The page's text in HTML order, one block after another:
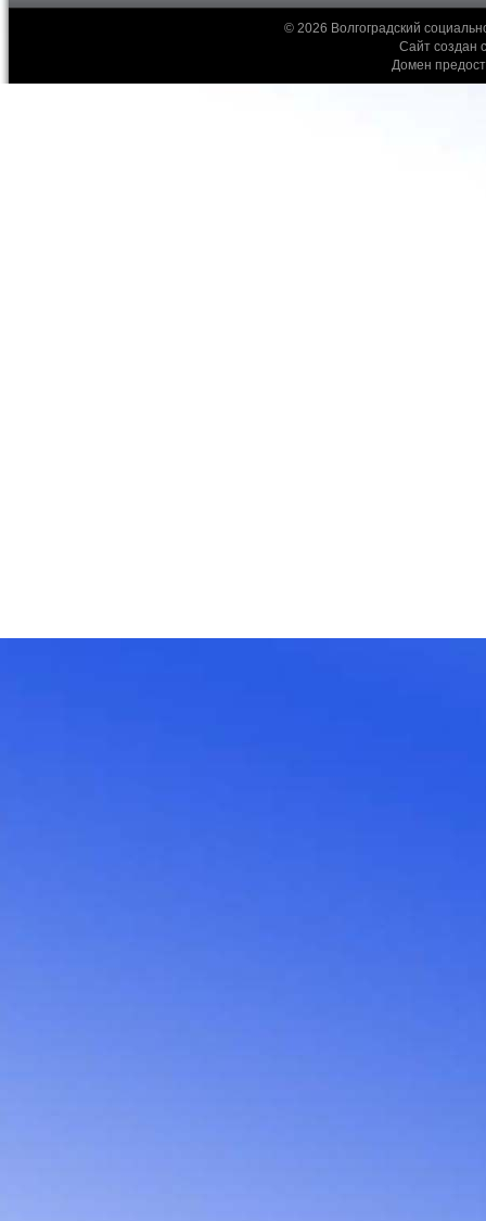
© 2026 Волгоградский
Сайт создан
Домен